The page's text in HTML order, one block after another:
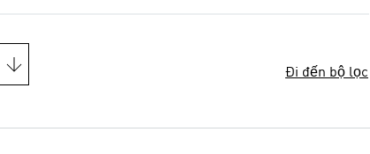
Đi đến bộ lọc